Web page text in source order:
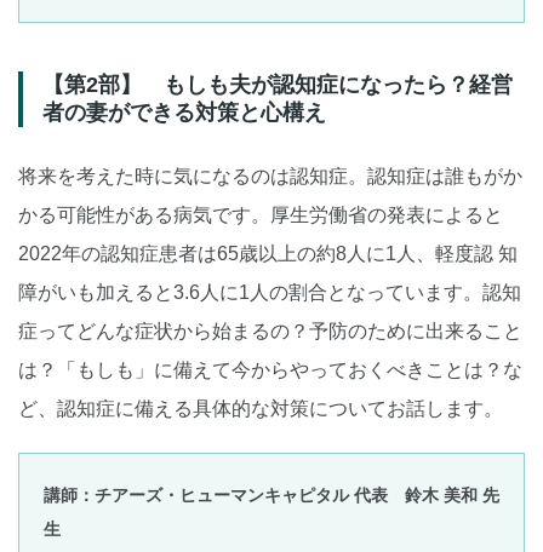
【第2部】 もしも夫が認知症になったら？経営
者の妻ができる対策と心構え
将来を考えた時に気になるのは認知症。認知症は誰もがか
かる可能性がある病気です。厚生労働省の発表によると
2022年の認知症患者は65歳以上の約8人に1人、軽度認 知
障がいも加えると3.6人に1人の割合となっています。認知
症ってどんな症状から始まるの？予防のために出来ること
は？「もしも」に備えて今からやっておくべきことは？な
ど、認知症に備える具体的な対策についてお話します。
講師：チアーズ・ヒューマンキャピタル 代表 鈴木 美和 先
生